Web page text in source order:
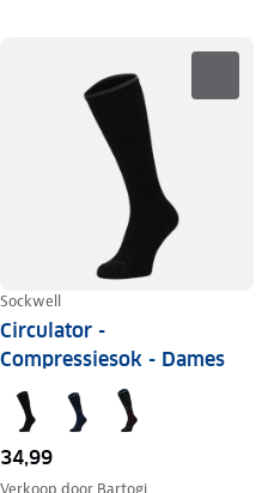
Sockwell
Circulator -
Compressiesok - Dames
34,99
Verkoop door Bartogi